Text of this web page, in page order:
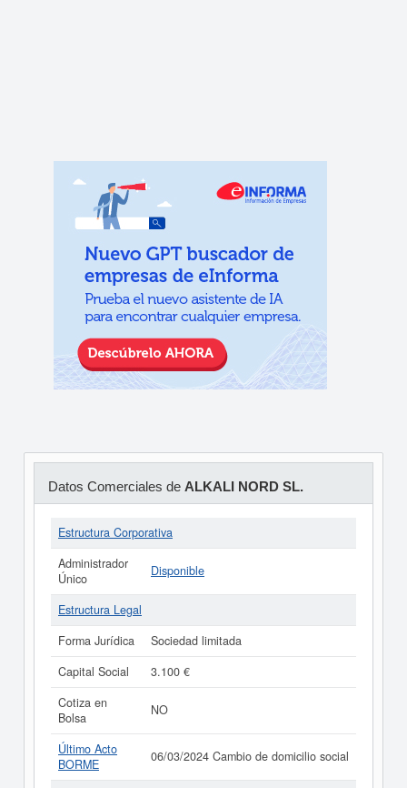
Datos Comerciales de ALKALI NORD SL.
Estructura Corporativa
Administrador
Único
Disponible
Estructura Legal
Forma Jurídica
Sociedad limitada
Capital Social
3.100 €
Cotiza en
Bolsa
NO
Último Acto
BORME
06/03/2024 Cambio de domicilio social